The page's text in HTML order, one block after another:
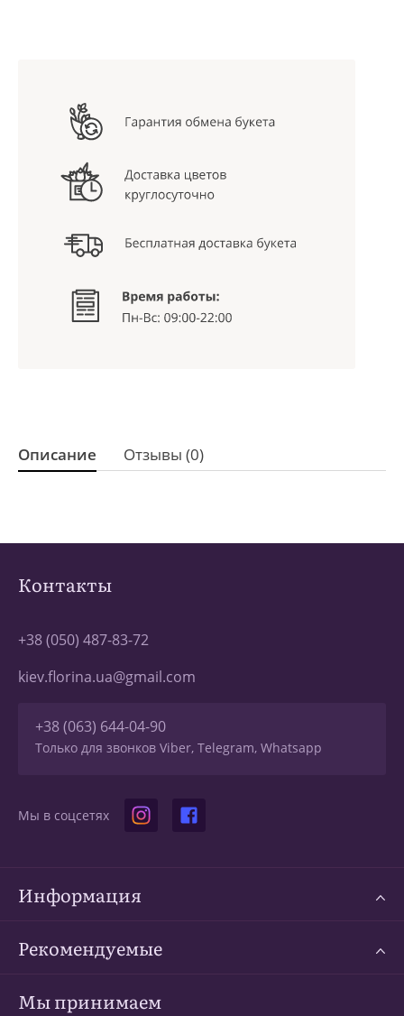
Описание Отзывы (0)
Контакты
+38 (050) 487-83-72
kiev.florina.ua@gmail.com
+38 (063) 644-04-90
Только для звонков Viber, Telegram, Whatsapp
Мы в соцсетях
Информация
Рекомендуемые
Мы принимаем